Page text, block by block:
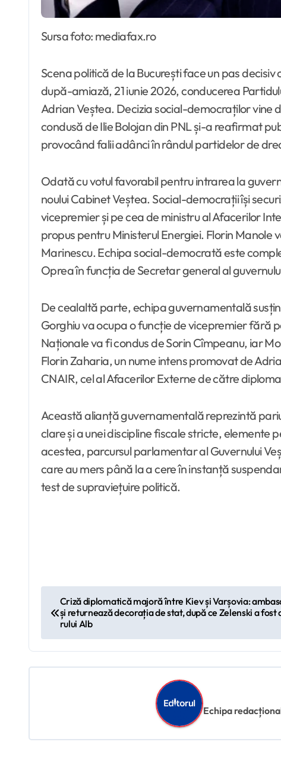
Sursa foto: mediafax.ro
Scena politică de la București face un pas
după-amiază, 21 iunie 2026, conducerea
Adrian Veștea. Decizia social-democraților vine
condusă de Ilie Bolojan din PNL și-a reafirmat
provocând falii adânci în rândul partidelor de
Odată cu votul favorabil pentru intrarea la
noului Cabinet Veștea. Social-democrații își
vicepremier și pe cea de ministru al Afacerilor
propus pentru Ministerul Energiei. Florin Manole
Marinescu. Echipa social-democrată este
Oprea în funcția de Secretar general al
De cealaltă parte, echipa guvernamentală
Gorghiu va ocupa o funcție de vicepremier fără
Naționale va fi condus de Sorin Cîmpeanu, iar
Florin Zaharia, un nume intens promovat de
CNAIR, cel al Afacerilor Externe de către
Această alianță guvernamentală reprezintă
clare și a unei discipline fiscale stricte, elemente
acestea, parcursul parlamentar al Guvernului
care au mers până la a cere în instanță
test de supraviețuire politică.
v
i
r
Criză diplomatică majoră între Kiev și Varșovia:
și returnează decorația de stat, după ce Zelenski a
rului Alb
Echipa